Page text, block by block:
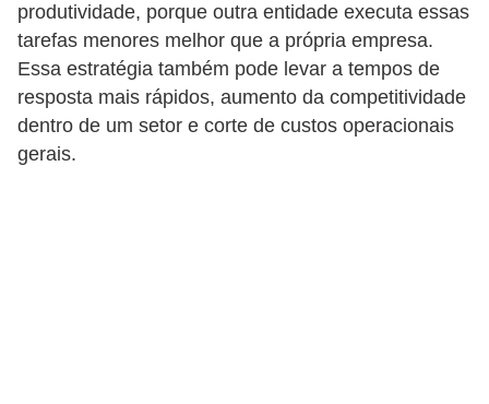
produtividade, porque outra entidade executa essas
tarefas menores melhor que a própria empresa.
Essa estratégia também pode levar a tempos de
resposta mais rápidos, aumento da competitividade
dentro de um setor e corte de custos operacionais
gerais.
o
t
v
a